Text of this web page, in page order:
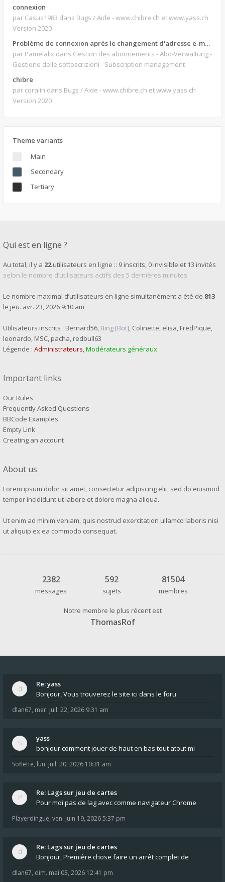
connexion
par Casus1983 dans Bugs / Aide - www.chibre.ch et www.yass.ch
Version 2020
Problème de connexion après le changement d'adresse e-mail.
par Pamelalix dans Gestion des abonnements - Abo-Verwaltung -
Gestione delle sottoscrizioni - Subscription management
chibre
par coralin dans Bugs / Aide - www.chibre.ch et www.yass.ch
Version 2020
Theme variants
Main
Secondary
Tertiary
Qui est en ligne ?
Au total, il y a 22utilisateurs en ligne :: 9 inscrits, 0 invisible et 13 invités
selon le nombre d’utilisateurs actifs des 5 dernières minutes
Le nombre maximal d’utilisateurs en ligne simultanément a été de 813
le jeu. avr. 23, 2026 9:10 am
Utilisateurs inscrits : Bernard56, Bing [Bot], Colinette, elisa, FredPique,
leonardo, MSC, pacha, redbull63
Légende : Administrateurs,Modérateurs généraux
Important links
Our Rules
Frequently Asked Questions
BBCode Examples
Empty Link
Creating an account
About us
Lorem ipsum dolor sit amet, consectetur adipiscing elit, sed do eiusmod
tempor incididunt ut labore et dolore magna aliqua.
Ut enim ad minim veniam, quis nostrud exercitation ullamco laboris nisi
ut aliquip ex ea commodo consequat.
2382
messages
592
sujets
81504
membres
Notre membre le plus récent est
ThomasRof
Re: yass
Bonjour, Vous trouverez le site ici dans le foru
dlan67, mer. juil. 22, 2026 9:31 am
yass
bonjour comment jouer de haut en bas tout atout mi
Soflette, lun. juil. 20, 2026 10:31 am
Re: Lags sur jeu de cartes
Pour moi pas de lag avec comme navigateur Chrome
Playerdingue, ven. juin 19, 2026 5:37 pm
Re: Lags sur jeu de cartes
Bonjour, Première chose faire un arrêt complet de
dlan67, dim. mai 03, 2026 12:41 pm